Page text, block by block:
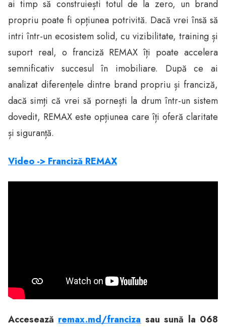
ai timp să construiești totul de la zero, un brand
propriu poate fi opțiunea potrivită. Dacă vrei însă să
intri într-un ecosistem solid, cu vizibilitate, training și
suport real, o franciză REMAX îți poate accelera
semnificativ succesul în imobiliare. După ce ai
analizat diferențele dintre brand propriu și franciză,
dacă simți că vrei să pornești la drum într-un sistem
dovedit, REMAX este opțiunea care îți oferă claritate
și siguranță.
Video -> Franciză REMAX
Accesează remax.md/franciza sau sună la 068